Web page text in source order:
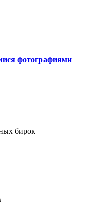
фотографиями
бирок